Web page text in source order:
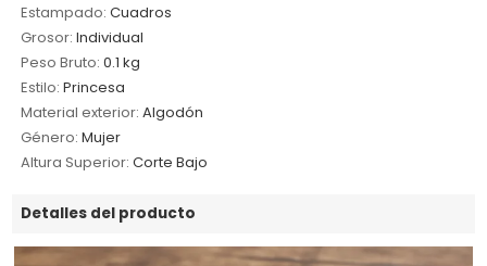
Estampado: Cuadros
Grosor: Individual
Peso Bruto: 0.1 kg
Estilo: Princesa
Material exterior: Algodón
Género: Mujer
Altura Superior: Corte Bajo
Detalles del producto